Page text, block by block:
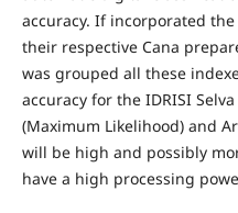
accuracy. If incorporated
their respective Cana
was grouped all these
accuracy for the IDRISI Selva
(Maximum Likelihood) and
will be high and possibly
have a high processing